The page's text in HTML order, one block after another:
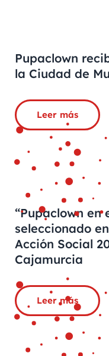
Pupaclown
la Ciudad de
Leer más
“Pupaclown en
seleccionado
Acción Social
Cajamurcia
Leer más